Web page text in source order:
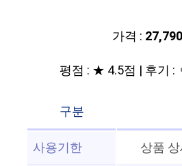
가격 :
평점 : ★ 4.5점 | 후기 :
구분
사용기한
상품